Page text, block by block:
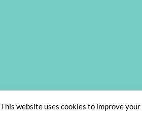
This website uses cookies to improve